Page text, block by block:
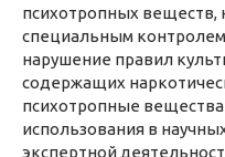
психотропных веществ,
специальным
нарушение правил
содержащих
психотропные
использования в
экспертной